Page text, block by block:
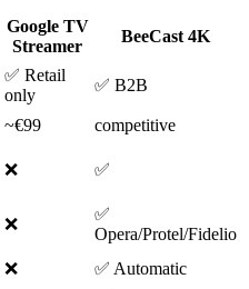
Google TV
Streamer
BeeCast 4K
✅ Retail
only
✅ B2B
~€99
competitive
❌ ✅
❌
✅
Opera/Protel/Fidelio
❌
✅ Automatic